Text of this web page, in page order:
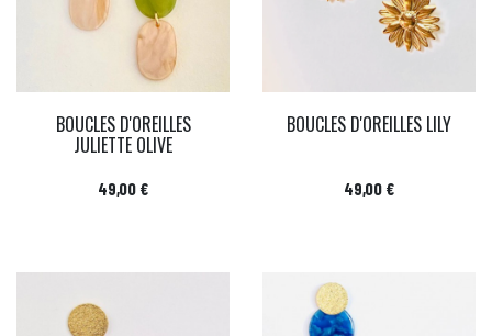
BOUCLES D'OREILLES
JULIETTE OLIVE
Prix
49,00 €
BOUCLES D'OREILLES LILY
Prix
49,00 €